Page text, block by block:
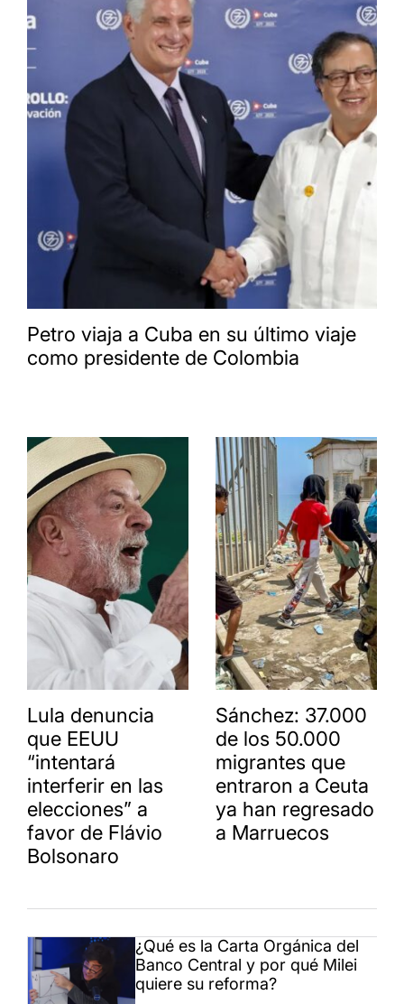
Petro viaja a Cuba en su último viaje
como presidente de Colombia
Lula denuncia
que EEUU
“intentará
interferir en las
elecciones” a
favor de Flávio
Bolsonaro
Sánchez: 37.000
de los 50.000
migrantes que
entraron a Ceuta
ya han regresado
a Marruecos
¿Qué es la Carta Orgánica del
Banco Central y por qué Milei
quiere su reforma?